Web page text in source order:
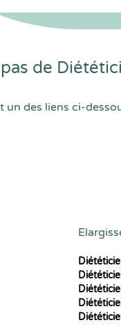
de
un des liens ci-